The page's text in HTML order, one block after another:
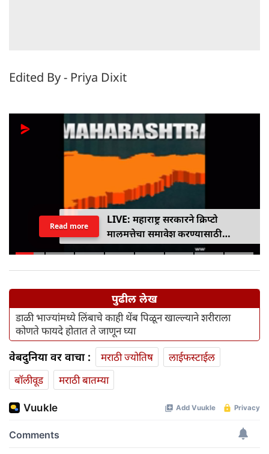
Edited By - Priya Dixit
LIVE: महाराष्ट्र सरकारने क्रिप्टो
मालमत्तेचा समावेश करण्यासाठी
एमपीआयडी कायद्यात दुरुस्ती केली
Read more
पुढील लेख
डाळी भाज्यांमध्ये लिंबाचे काही थेंब पिळून खाल्ल्याने शरीराला
कोणते फायदे होतात ते जाणून घ्या
वेबदुनिया वर वाचा : मराठी ज्योतिष
लाईफस्टाईल
बॉलीवूड
मराठी बातम्या